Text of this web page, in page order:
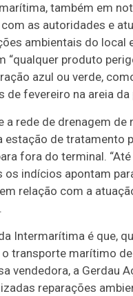
também em
as autoridades e
ambientais do local
“qualquer produto
azul ou verde,
de fevereiro na areia da
a rede de drenagem de
estação de tratamento
fora do terminal.
os indícios apontam
relação com a
Intermarítima é que,
o transporte marítimo
vendedora, a Gerdau
reparações